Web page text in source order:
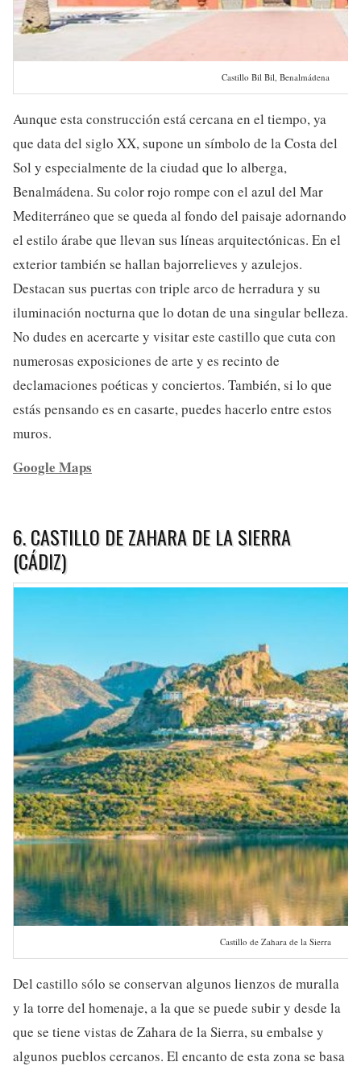
Castillo Bil Bil, Benalmádena
Aunque esta construcción está cercana en el tiempo, ya
que data del siglo XX, supone un símbolo de la Costa del
Sol y especialmente de la ciudad que lo alberga,
Benalmádena. Su color rojo rompe con el azul del Mar
Mediterráneo que se queda al fondo del paisaje adornando
el estilo árabe que llevan sus líneas arquitectónicas. En el
exterior también se hallan bajorrelieves y azulejos.
Destacan sus puertas con triple arco de herradura y su
iluminación nocturna que lo dotan de una singular belleza.
No dudes en acercarte y visitar este castillo que cuta con
numerosas exposiciones de arte y es recinto de
declamaciones poéticas y conciertos. También, si lo que
estás pensando es en casarte, puedes hacerlo entre estos
muros.
Google Maps
6. CASTILLO DE ZAHARA DE LA SIERRA
(CÁDIZ)
Castillo de Zahara de la Sierra
Del castillo sólo se conservan algunos lienzos de muralla
y la torre del homenaje, a la que se puede subir y desde la
que se tiene vistas de Zahara de la Sierra, su embalse y
algunos pueblos cercanos. El encanto de esta zona se basa